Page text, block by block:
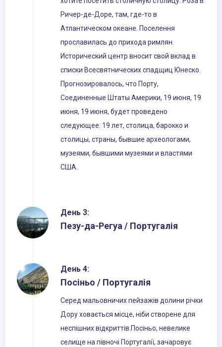
Ричер-де-Доре, там, где-то в
Атлантическом океане. Поселення
прославилась до прихода римлян.
Исторический центр вносит свой вклад в
списки Всесвятнических спадщиц Юнеско.
Прогнозировалось, что Порту,
Соединенные Штаты Америки, 19 июня, 19
июня, 19 июня, будет проведено
следующее: 19 лет, столица, барокко и
столицы, страны, бывшие археологами,
музеями, бывшими музеями и властями
США.
День 3:
Пезу-да-Регуа / Португалія
День 4:
Посіньо / Португалія
Серед мальовничих пейзажів долини річки
Дору ховається місце, ніби створене для
неспішних відкриттів.Посіньо, невелике
селище на півночі Португалії, зачаровує